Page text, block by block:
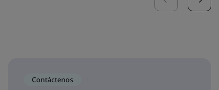
Contáctenos